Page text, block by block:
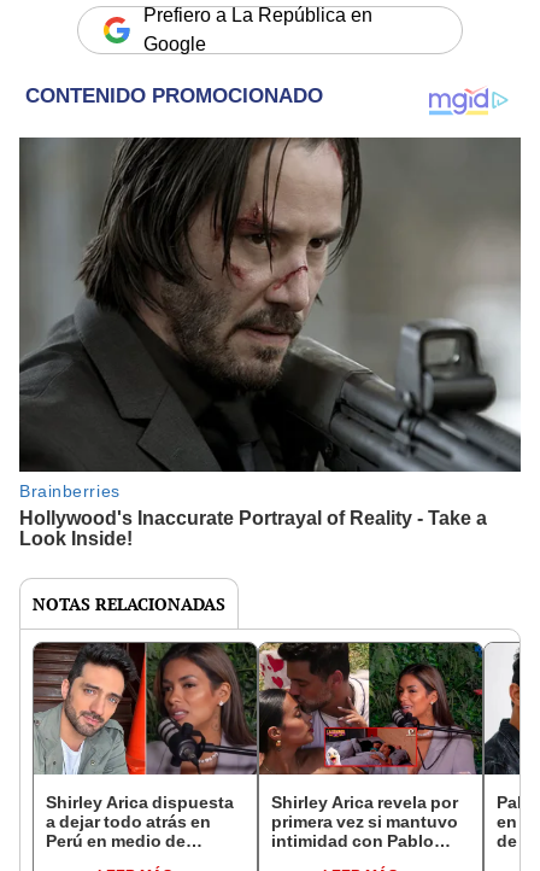
Prefiero a La República en
Google
NOTAS RELACIONADAS
Shirley Arica dispuesta
a dejar todo atrás en
Perú en medio de
Shirley Arica revela por
primera vez si mantuvo
intimidad con Pablo
en
de